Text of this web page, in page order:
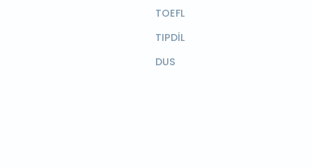
TOEFL
TIPDİL
DUS